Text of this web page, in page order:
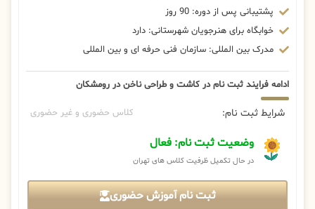
پشتیبانی پس از دوره: 90 روز
خوابگاه برای هنرجویان شهرستانی: دارد
مدرک بین المللی: سازمان فنی حرفه ای و بین المللی
ادامه فرایند ثبت نام در کاشت و طراحی ناخن در رومشکان
شرایط ثبت نام: کلاس حضوری و غیر حضوری
وضعیت ثبت نام: فعال
در حال تکمیل ظرفیت کلاس های تهران
ثبت نام آموزش حضوری